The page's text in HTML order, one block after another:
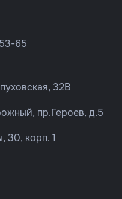
65
32В
пр.Героев, д.5
30, корп. 1